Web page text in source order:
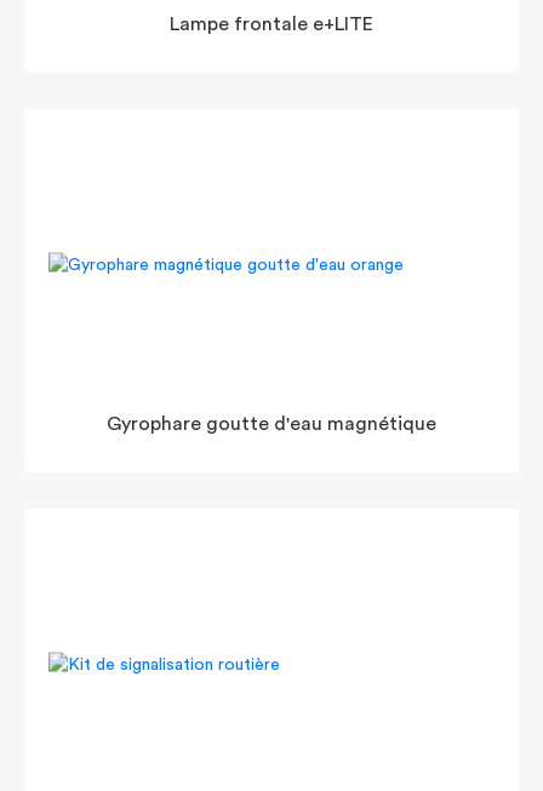
Lampe frontale e+LITE
Gyrophare goutte d'eau magnétique